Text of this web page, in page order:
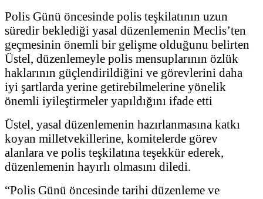
Polis Günü öncesinde polis teşkilatının uzun
süredir beklediği yasal düzenlemenin Meclis’ten
geçmesinin önemli bir gelişme olduğunu belirten
Üstel, düzenlemeyle polis mensuplarının özlük
haklarının güçlendirildiğini ve görevlerini daha
iyi şartlarda yerine getirebilmelerine yönelik
önemli iyileştirmeler yapıldığını ifade etti
Üstel, yasal düzenlemenin hazırlanmasına katkı
koyan milletvekillerine, komitelerde görev
alanlara ve polis teşkilatına teşekkür ederek,
düzenlemenin hayırlı olmasını diledi.
“Polis Günü öncesinde tarihi düzenleme ve